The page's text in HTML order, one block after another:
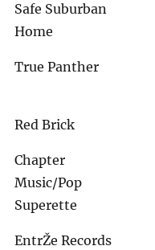
Safe Suburban
Home
True Panther
Red Brick
Chapter
Music/Pop
Superette
EntrŽe Records